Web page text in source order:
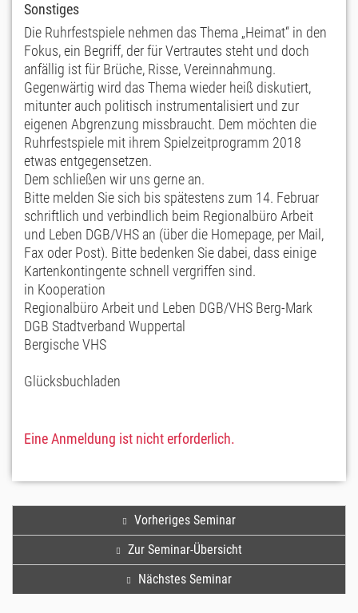
Sonstiges
Die Ruhrfestspiele nehmen das Thema „Heimat“ in den
Fokus, ein Begriff, der für Vertrautes steht und doch
anfällig ist für Brüche, Risse, Vereinnahmung.
Gegenwärtig wird das Thema wieder heiß diskutiert,
mitunter auch politisch instrumentalisiert und zur
eigenen Abgrenzung missbraucht. Dem möchten die
Ruhrfestspiele mit ihrem Spielzeitprogramm 2018
etwas entgegensetzen.
Dem schließen wir uns gerne an.
Bitte melden Sie sich bis spätestens zum 14. Februar
schriftlich und verbindlich beim Regionalbüro Arbeit
und Leben DGB/VHS an (über die Homepage, per Mail,
Fax oder Post). Bitte bedenken Sie dabei, dass einige
Kartenkontingente schnell vergriffen sind.
in Kooperation
Regionalbüro Arbeit und Leben DGB/VHS Berg-Mark
DGB Stadtverband Wuppertal
Bergische VHS
Glücksbuchladen
Eine Anmeldung ist nicht erforderlich.
Vorheriges Seminar
Zur Seminar-Übersicht
Nächstes Seminar